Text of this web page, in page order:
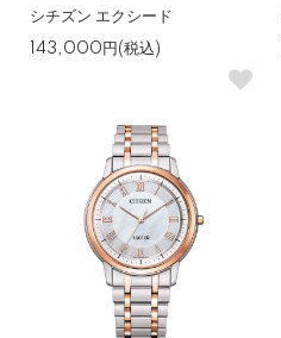
シチズン エクシード
143,000円(税込)